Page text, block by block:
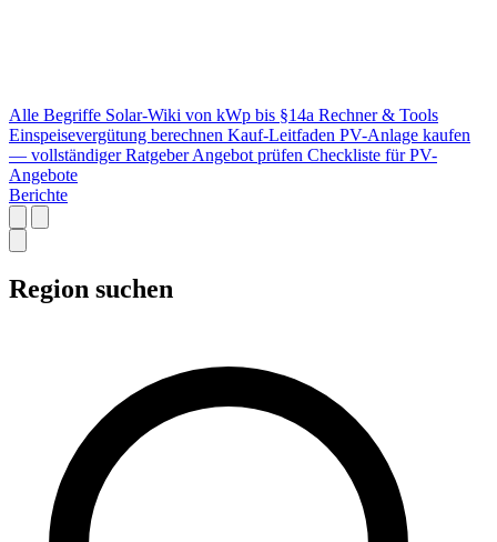
Alle Begriffe Solar-Wiki von kWp bis §14a Rechner & Tools
Einspeisevergütung berechnen Kauf-Leitfaden PV-Anlage kaufen
— vollständiger Ratgeber Angebot prüfen Checkliste für PV-
Angebote
Berichte
Region suchen